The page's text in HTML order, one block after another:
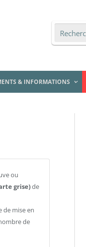
& INFORMATIONS
ou
grise)de
de mise en
de